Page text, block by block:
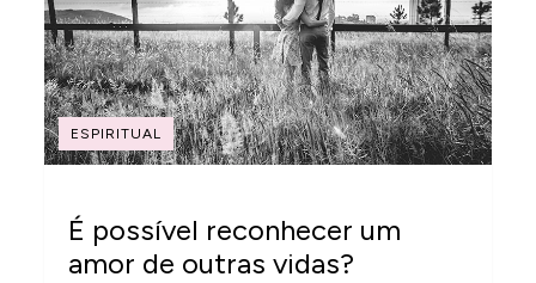
ESPIRITUAL
É possível reconhecer um
amor de outras vidas?